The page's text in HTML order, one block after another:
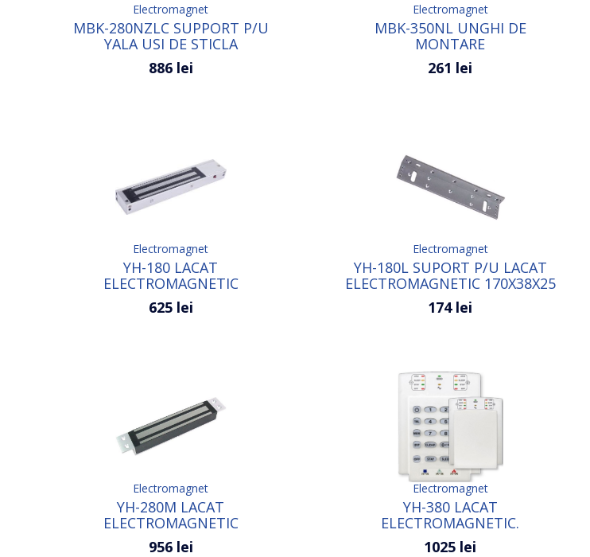
Electromagnet
MBK-280NZLC SUPPORT P/U
YALA USI DE STICLA
886 lei
Electromagnet
MBK-350NL UNGHI DE
MONTARE
261 lei
Electromagnet
YH-180 LACAT
ELECTROMAGNETIC
625 lei
Electromagnet
YH-180L SUPORT P/U LACAT
ELECTROMAGNETIC 170Х38Х25
174 lei
Electromagnet
YH-280M LACAT
ELECTROMAGNETIC
INCORPORABIL
956 lei
Electromagnet
YH-380 LACAT
ELECTROMAGNETIC.
1025 lei